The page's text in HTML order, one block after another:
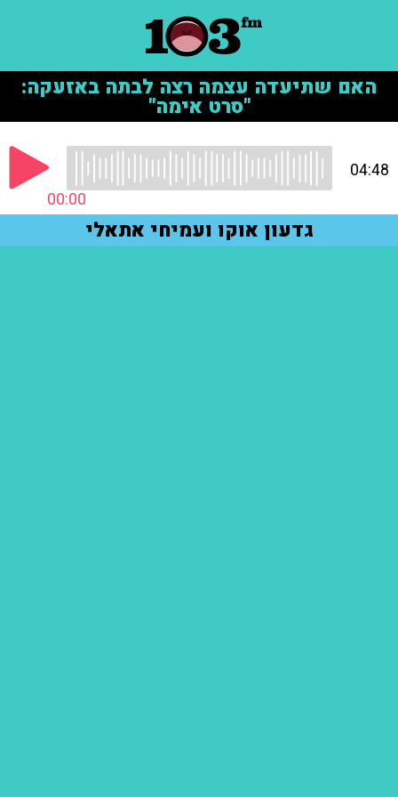
האם שתיעדה עצמה רצה לבתה באזעקה:
"סרט אימה"
00:00
04:48
גדעון אוקו ועמיחי אתאלי